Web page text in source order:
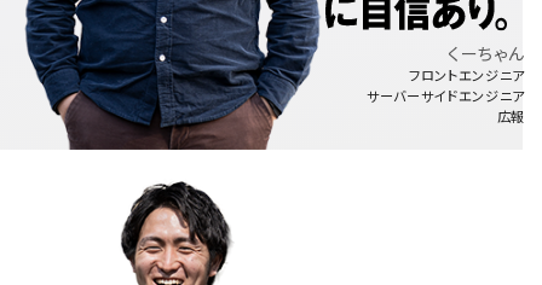
くーちゃん
フロントエンジニア
サーバーサイドエンジニア
広報